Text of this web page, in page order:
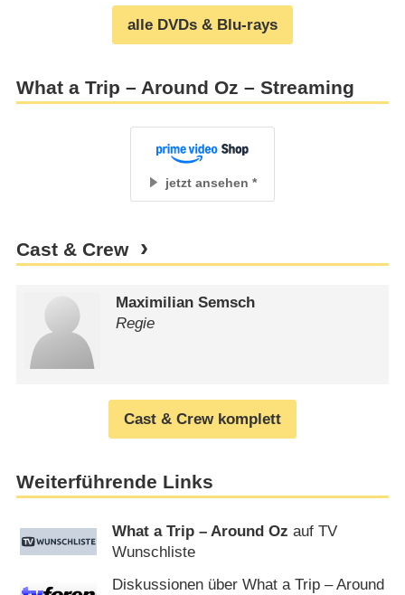
alle DVDs & Blu-rays
What a Trip – Around Oz – Streaming
jetzt ansehen
Cast & Crew
Maximilian Semsch
Regie
Cast & Crew komplett
Weiterführende Links
What a Trip – Around Oz auf TV
Wunschliste
Diskussionen über What a Trip – Around